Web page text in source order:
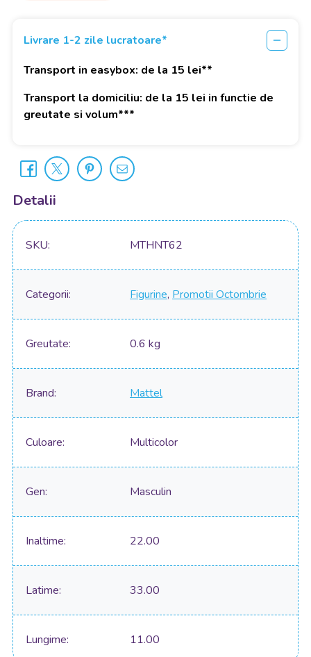
Livrare 1-2 zile lucratoare*
Transport in easybox: de la 15 lei**
Transport la domiciliu: de la 15 lei in functie de
greutate si volum***
Detalii
SKU MTHNT62
Categorii Figurine, Promotii Octombrie
Greutate 0.6 kg
Brand Mattel
Culoare Multicolor
Gen Masculin
Inaltime 22.00
Latime 33.00
Lungime 11.00